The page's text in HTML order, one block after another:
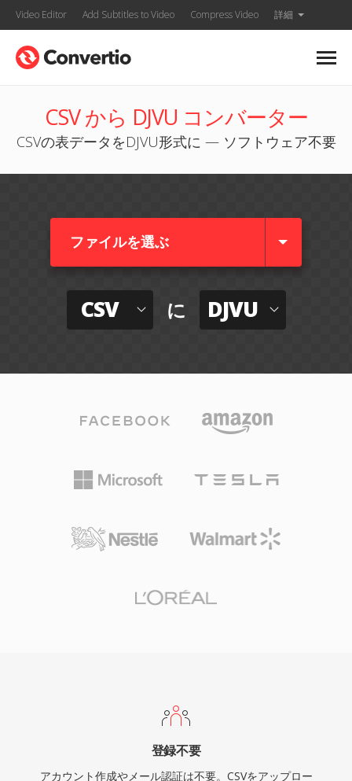
Video Editor Add Subtitles to Video Compress Video 詳細
CSV から DJVU コンバーター
CSVの表データをDJVU形式に — ソフトウェア不要
ファイルを選ぶ
CSV に DJVU
登録不要
アカウント作成やメール認証は不要。CSVをアップロー